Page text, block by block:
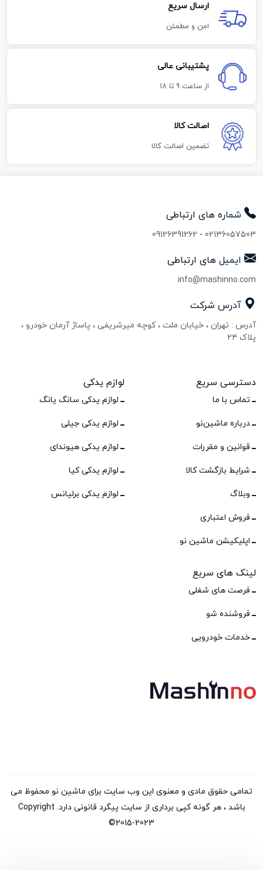
ارسال سریع
امن و مطمئن
پشتیبانی عالی
از ساعت 9 تا 18
اصالت کالا
تضمین اصالت کالا
شماره های ارتباطی
02136057503
-
09126391262
ایمیل های ارتباطی
info@mashinno.com
آدرس شرکت
آدرس : تهران ، خیابان ملت ، کوچه میرشریفی ، پاساژ آرمان خودرو ،
پلاک ۲۴
دسترسی سریع
تماس با ما
درباره ماشین‌نو
قوانین و مقررات
شرایط بازگشت کالا
وبلاگ
فروش اعتباری
اپلیکیشن ماشین نو
لوازم یدکی
لوازم یدکی سانگ یانگ
لوازم یدکی جیلی
لوازم یدکی هیوندای
لوازم یدکی کیا
لوازم یدکی برلیانس
لینک های سریع
فرصت های شغلی
فروشنده شو
خدمات خودرویی
تمامی حقوق مادی و معنوی این وب سایت برای ماشین نو محفوظ می
باشد ، هر گونه کپی برداری از سایت پیگرد قانونی دارد. Copyright
©2015-2023